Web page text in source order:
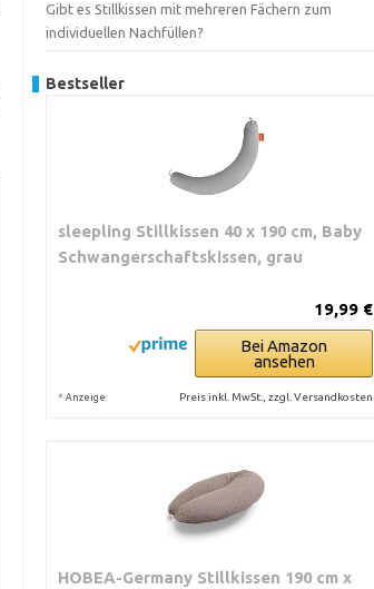
Gibt es Stillkissen mit mehreren Fächern zum
individuellen Nachfüllen?
Bestseller
sleepling Stillkissen 40 x 190 cm, Baby
Schwangerschaftskissen, grau
19,99 €
Bei Amazon
ansehen
* Anzeige Preis inkl. MwSt., zzgl. Versandkosten
HOBEA-Germany Stillkissen 190 cm x